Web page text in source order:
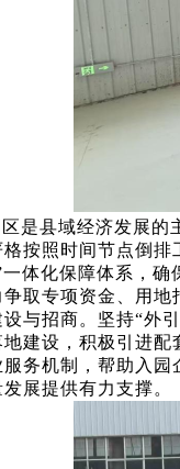
是县域经济发展
按照时间节点倒
体化保障体系，
取专项资金、用
与招商。坚持“外
建设，积极引进
务机制，帮助入
展提供有力支撑。